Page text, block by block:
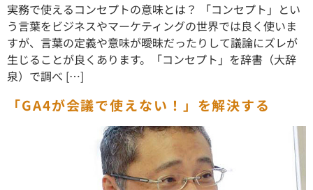
実務で使えるコンセプトの意味とは？ 「コンセプト」とい
う言葉をビジネスやマーケティングの世界では良く使いま
すが、言葉の定義や意味が曖昧だったりして議論にズレが
生じることが良くあります。「コンセプト」を辞書（大辞
泉）で調べ […]
「GA4が会議で使えない！」を解決する